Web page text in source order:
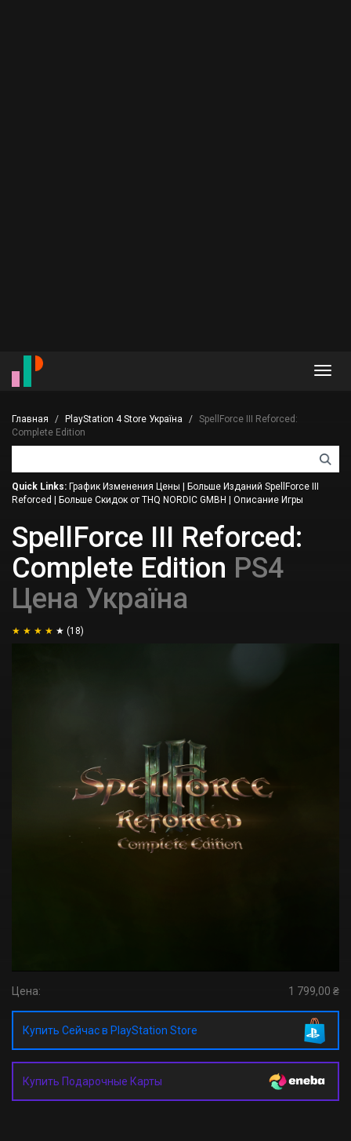
Главная PlayStation 4 Store Україна
SpellForce III Reforced:
Complete Edition
Quick Links: График Изменения Цены
Больше Изданий SpellForce III
Reforced
Больше Скидок от THQ NORDIC GMBH Описание Игры
SpellForce III Reforced:
Complete Edition PS4
Цена Україна
(18)
Цена: 1 799,00 ₴
Купить Сейчас в PlayStation Store
Купить Подарочные Карты